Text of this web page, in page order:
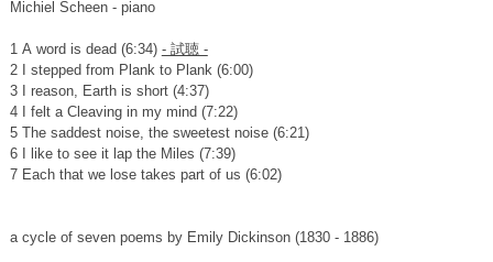
Michiel Scheen - piano
1 A word is dead (6:34) - 試聴 -
2 I stepped from Plank to Plank (6:00)
3 I reason, Earth is short (4:37)
4 I felt a Cleaving in my mind (7:22)
5 The saddest noise, the sweetest noise (6:21)
6 I like to see it lap the Miles (7:39)
7 Each that we lose takes part of us (6:02)
a cycle of seven poems by Emily Dickinson (1830 - 1886)